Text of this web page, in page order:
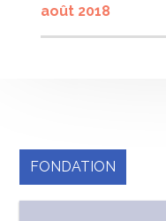
août 2018
FONDATION